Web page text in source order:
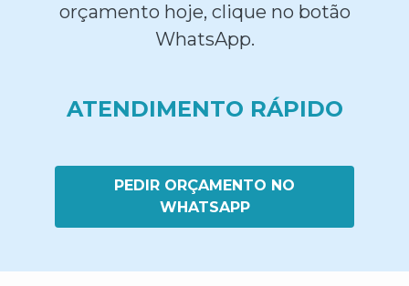
orçamento hoje, clique no botão
WhatsApp.
ATENDIMENTO RÁPIDO
PEDIR ORÇAMENTO NO
WHATSAPP